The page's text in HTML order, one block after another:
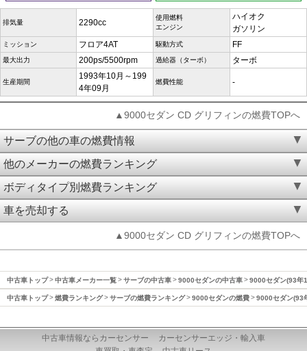
排気量 2290cc
使用燃料
エンジン
ハイオク
ガソリン
ミッション フロア4AT 駆動方式 FF
最大出力 200ps/5500rpm 過給器（ターボ） ターボ
生産期間
1993年10月～199
4年09月
燃費性能 -
▲9000セダン CD グリフィンの燃費TOPへ
サーブの他の車の燃費情報
他のメーカーの燃費ランキング
ボディタイプ別燃費ランキング
車を売却する
▲9000セダン CD グリフィンの燃費TOPへ
中古車トップ 中古車メーカー一覧 サーブの中古車 9000セダンの中古車 9000セダン(93年
中古車トップ 燃費ランキング サーブの燃費ランキング 9000セダンの燃費 9000セダン(93
中古車情報ならカーセンサー
カーセンサーエッジ・輸入車